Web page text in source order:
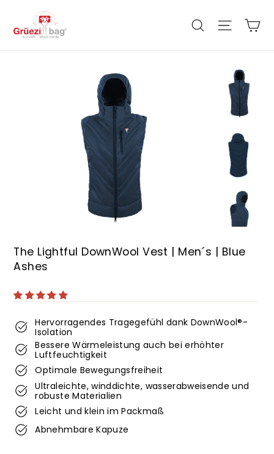
Suche
The Lightful DownWool Vest | Men´s | Blue
Ashes
Hervorragendes Tragegefühl dank DownWool®-
Isolation
Bessere Wärmeleistung auch bei erhöhter
Luftfeuchtigkeit
Optimale Bewegungsfreiheit
Ultraleichte, winddichte, wasserabweisende und
robuste Materialien
Leicht und klein im Packmaß
Abnehmbare Kapuze